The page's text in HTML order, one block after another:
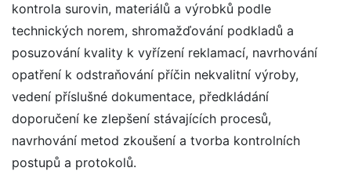
kontrola surovin, materiálů a výrobků podle
technických norem, shromažďování podkladů a
posuzování kvality k vyřízení reklamací, navrhování
opatření k odstraňování příčin nekvalitní výroby,
vedení příslušné dokumentace, předkládání
doporučení ke zlepšení stávajících procesů,
navrhování metod zkoušení a tvorba kontrolních
postupů a protokolů.